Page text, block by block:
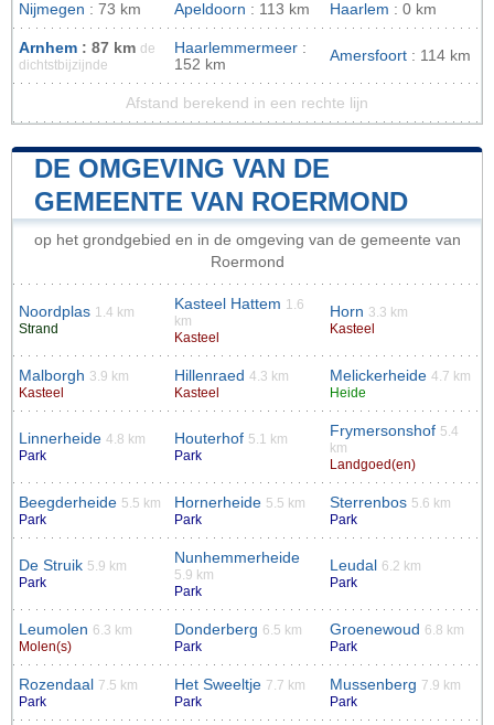
Nijmegen : 73 km Apeldoorn : 113 km Haarlem : 0 km
Arnhem : 87 km de
dichtstbijzijnde
Haarlemmermeer :
152 km
Amersfoort : 114 km
Afstand berekend in een rechte lijn
DE OMGEVING VAN DE
GEMEENTE VAN ROERMOND
op het grondgebied en in de omgeving van de gemeente van
Roermond
Noordplas 1.4 km
Strand
Kasteel Hattem 1.6
km
Kasteel
Horn 3.3 km
Kasteel
Malborgh 3.9 km
Kasteel
Hillenraed 4.3 km
Kasteel
Melickerheide 4.7 km
Heide
Linnerheide 4.8 km
Park
Houterhof 5.1 km
Park
Frymersonshof 5.4
km
Landgoed(en)
Beegderheide 5.5 km
Park
Hornerheide 5.5 km
Park
Sterrenbos 5.6 km
Park
De Struik 5.9 km
Park
Nunhemmerheide
5.9 km
Park
Leudal
6.2 km
Park
Leumolen 6.3 km
Molen(s)
Donderberg 6.5 km
Park
Groenewoud 6.8 km
Park
Rozendaal
7.5 km
Park
Het Sweeltje 7.7 km
Park
Mussenberg 7.9 km
Park